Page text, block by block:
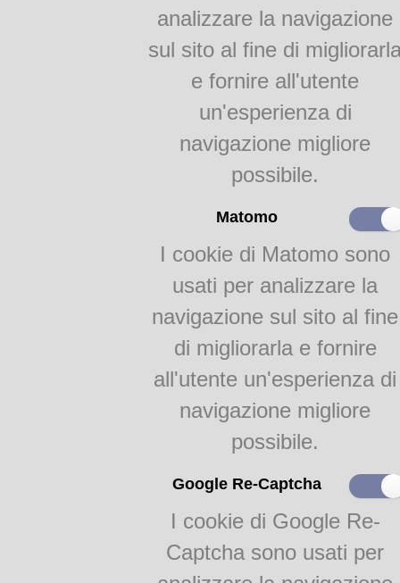
Tipografo: Tip.
Data di edizione:
Edizioni conosciute:
Formato: In
Categoria:
Soggetti:
umana; bevande; Regimi
Note:
Gustavo Strafforello,
prolifici poligrafi
enciclopediche e
mondo, pubblicata nel 1883
geografia, storia e biografia,
collaborazione con Emilio
fratello Giuseppe,
titoli) oggi divenuta
fondatore di quella che dal
Tipografica Editrice
Enciclopedia popolare,
traduzioni ma, pure, nella
variegato di opere, dalla
Dizionario universale di tutti
sempre per Pomba, della
con numerose monografie
analizzare la navigazione
sul sito al fine di
e fornire all'utente
un'esperienza di
navigazione migliore
possibile.
Matomo
I cookie di Matomo sono
usati per analizzare la
navigazione sul sito al fine
di migliorarla e fornire
all'utente un'esperienza di
navigazione migliore
possibile.
Google Re-Captcha
I cookie di Google Re-
Captcha sono usati per